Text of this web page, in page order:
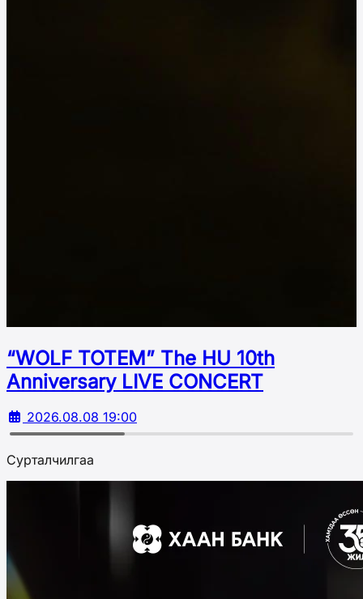
“WOLF TOTEM” The HU 10th
Аnniversary LIVE CONCERT
2026.08.08 19:00
Сурталчилгаа